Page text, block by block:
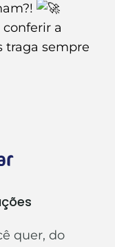
a
traga sempre
quer, do